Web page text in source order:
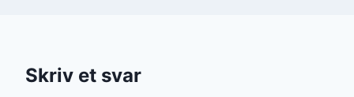
Skriv et svar